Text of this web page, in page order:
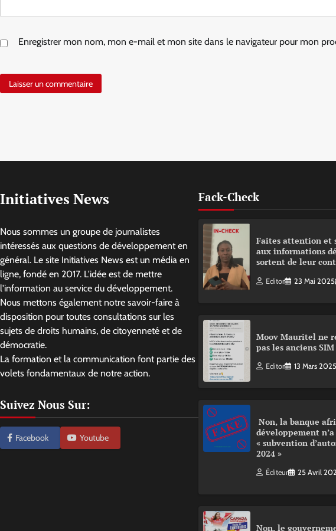
Enregistrer mon nom, mon e-mail et mon site dans le navigateur pour mon
Initiatives News
Nous sommes un groupe de journalistes
intéressés aux questions de développement en
général. Le site Initiatives News est un média en
ligne, fondé en 2017. L'idée est de mettre
l'information au service du développement.
Nous mettons également notre savoir-faire à
disposition pour toutes consultations sur les
sujets de droits humains, de citoyenneté et de
démocratie.
La formation et la communication font partie des
volets fondamentaux de notre action.
Suivez Nous Sur:
Facebook Youtube
Fack-Check
Faites attention et
aux informations
sortent de leur
Editor 23 Mai 2025
Moov Mauritel ne
pas les anciens SIM
Editor 13 Mars 2025
Non, la banque
développement
« subvention
2024 »
Éditeur 25 Avril
Non, le